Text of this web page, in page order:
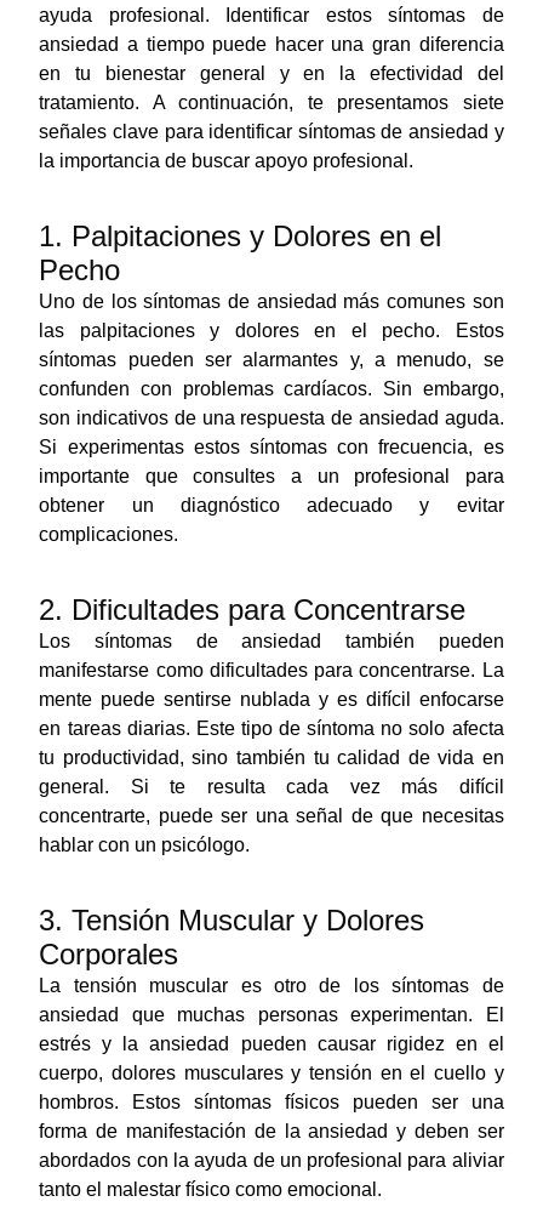
ayuda profesional. Identificar estos síntomas de
ansiedad a tiempo puede hacer una gran diferencia
en tu bienestar general y en la efectividad del
tratamiento. A continuación, te presentamos siete
señales clave para identificar síntomas de ansiedad y
la importancia de buscar apoyo profesional.
1. Palpitaciones y Dolores en el
Pecho
Uno de los síntomas de ansiedad más comunes son
las palpitaciones y dolores en el pecho. Estos
síntomas pueden ser alarmantes y, a menudo, se
confunden con problemas cardíacos. Sin embargo,
son indicativos de una respuesta de ansiedad aguda.
Si experimentas estos síntomas con frecuencia, es
importante que consultes a un profesional para
obtener un diagnóstico adecuado y evitar
complicaciones.
2. Dificultades para Concentrarse
Los síntomas de ansiedad también pueden
manifestarse como dificultades para concentrarse. La
mente puede sentirse nublada y es difícil enfocarse
en tareas diarias. Este tipo de síntoma no solo afecta
tu productividad, sino también tu calidad de vida en
general. Si te resulta cada vez más difícil
concentrarte, puede ser una señal de que necesitas
hablar con un psicólogo.
3. Tensión Muscular y Dolores
Corporales
La tensión muscular es otro de los síntomas de
ansiedad que muchas personas experimentan. El
estrés y la ansiedad pueden causar rigidez en el
cuerpo, dolores musculares y tensión en el cuello y
hombros. Estos síntomas físicos pueden ser una
forma de manifestación de la ansiedad y deben ser
abordados con la ayuda de un profesional para aliviar
tanto el malestar físico como emocional.